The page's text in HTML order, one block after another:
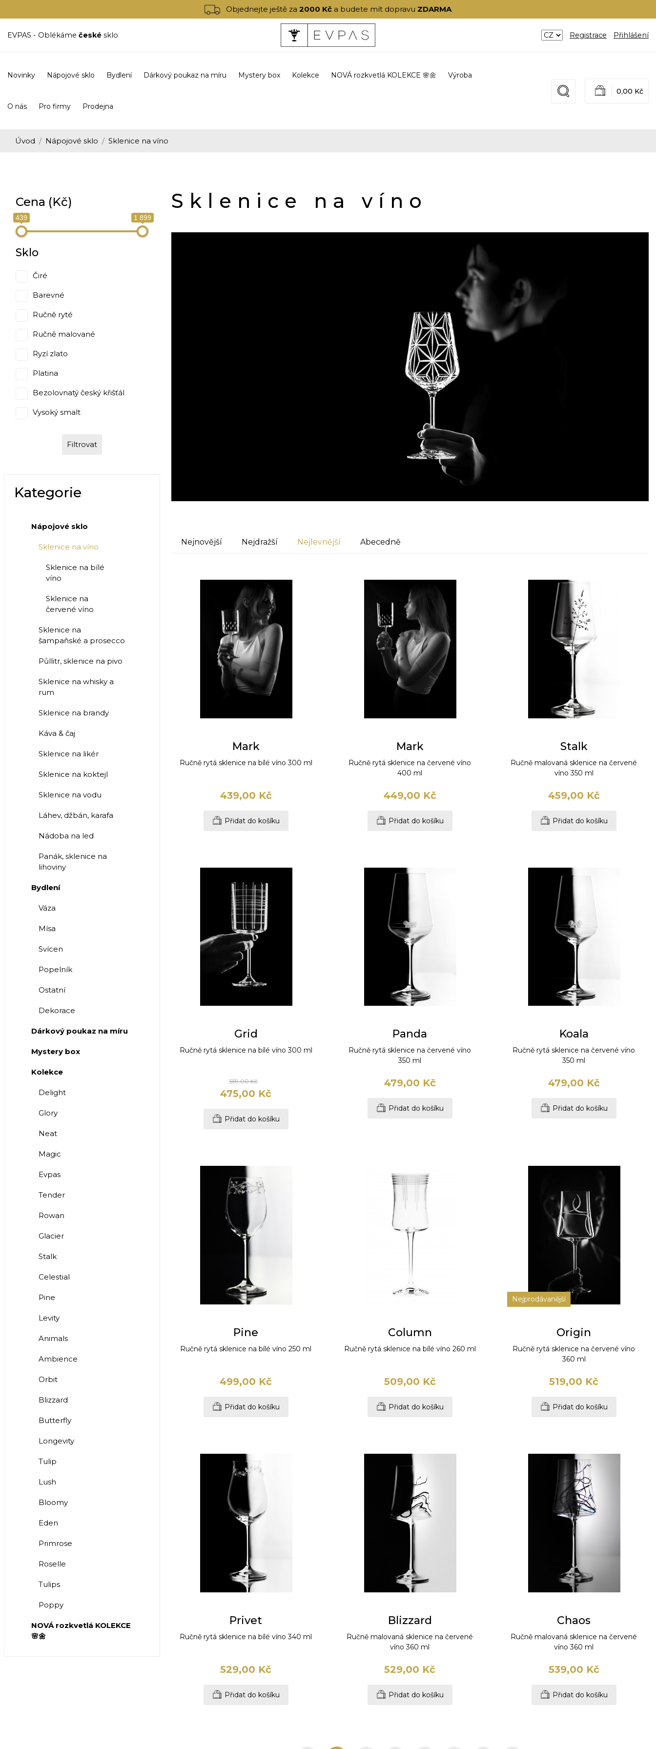
Objednejte ještě za2000 Kč a budete mít dopravu ZDARMA
EVPAS - Oblékáme české sklo Registrace Přihlášení
Novinky Nápojové sklo Bydlení Dárkový poukaz na míru Mystery box Kolekce NOVÁ rozkvetlá KOLEKCE 🌸🌼 Výroba
O nás Pro firmy Prodejna
0,00 Kč
Úvod Nápojové sklo Sklenice na víno
Sklenice na víno
Nejnovější Nejdražší Nejlevnější Abecedně
Mark
Ručně rytá sklenice na bílé víno 300 ml
439,00 Kč
Přidat do košíku
Mark
Ručně rytá sklenice na červené víno
400 ml
449,00 Kč
Přidat do košíku
Stalk
Ručně malovaná sklenice na červené
víno 350 ml
459,00 Kč
Přidat do košíku
Grid
Ručně rytá sklenice na bílé víno 300 ml
559,00 Kč
475,00 Kč
Přidat do košíku
Panda
Ručně rytá sklenice na červené víno
350 ml
479,00 Kč
Přidat do košíku
Koala
Ručně rytá sklenice na červené víno
350 ml
479,00 Kč
Přidat do košíku
Pine
Ručně rytá sklenice na bílé víno 250 ml
499,00 Kč
Přidat do košíku
Column
Ručně rytá sklenice na bílé víno 260 ml
509,00 Kč
Přidat do košíku
Nejprodávanější
Origin
Ručně rytá sklenice na červené víno
360 ml
519,00 Kč
Přidat do košíku
Privet
Ručně rytá sklenice na bílé víno 340 ml
529,00 Kč
Přidat do košíku
Blizzard
Ručně malovaná sklenice na červené
víno 360 ml
529,00 Kč
Přidat do košíku
Chaos
Ručně malovaná sklenice na červené
víno 360 ml
539,00 Kč
Přidat do košíku
Cena (Kč)
439 1 899
Sklo
Čiré
Barevné
Ručně ryté
Ručně malované
Ryzí zlato
Platina
Bezolovnatý český křišťál
Vysoký smalt
Filtrovat
Kategorie
Nápojové sklo
Sklenice na víno
Sklenice na bílé
víno
Sklenice na
červené víno
Sklenice na
šampaňské a prosecco
Půllitr, sklenice na pivo
Sklenice na whisky a
rum
Sklenice na brandy
Káva & čaj
Sklenice na likér
Sklenice na koktejl
Sklenice na vodu
Láhev, džbán, karafa
Nádoba na led
Panák, sklenice na
lihoviny
Bydlení
Váza
Mísa
Svícen
Popelník
Ostatní
Dekorace
Dárkový poukaz na míru
Mystery box
Kolekce
Delight
Glory
Neat
Magic
Evpas
Tender
Rowan
Glacier
Stalk
Celestial
Pine
Levity
Animals
Ambience
Orbit
Blizzard
Butterfly
Longevity
Tulip
Lush
Bloomy
Eden
Primrose
Roselle
Tulips
Poppy
NOVÁ rozkvetlá KOLEKCE
🌸🌼